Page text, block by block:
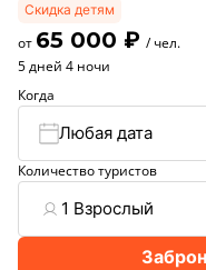
Скидка детям
от 65 000 ₽ / чел.
5 дней 4 ночи
Когда
Любая дата
Количество туристов
1 Взрослый